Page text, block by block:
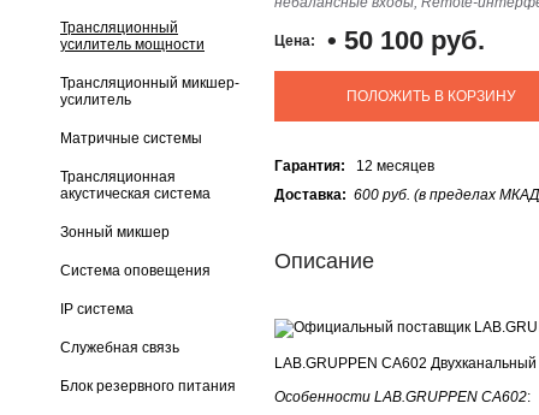
Трансляционный
усилитель мощности
Трансляционный микшер-
усилитель
Матричные системы
Трансляционная
акустическая система
Зонный микшер
Система оповещения
IP система
Cлужебная связь
Блок резервного питания
Цена: • 50 100 руб.
ПОЛОЖИТЬ В КОРЗИНУ
Гарантия: 12 месяцев
Доставка: 600 руб. (в пределах
Описание
LAB.GRUPPEN CA602
Особенности LAB.GRUPPEN CA602: